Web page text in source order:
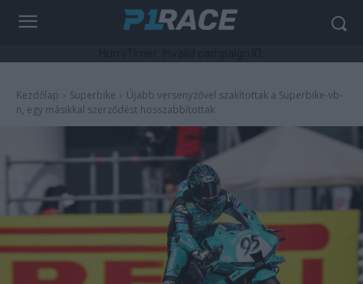
Kezdőlap Superbike
Újabb versenyzővel szakítottak a Superbike-vb-
n, egy másikkal szerződést hosszabbítottak